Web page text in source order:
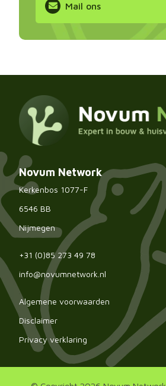
Mail ons
Novum Network
Kerkenbos 1077-F
6546 BB
Nijmegen
+31 (0)85 273 49 78
info@novumnetwork.nl
Algemene voorwaarden
Disclaimer
Privacy verklaring